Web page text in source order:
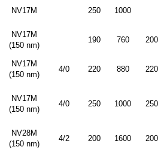
NV17M 250 1000
NV17M
(150nm)
190 760 200
NV17M
(150nm)
4/0 220 880 220
NV17M
(150nm)
4/0 250 1000 250
NV28M
(150nm)
4/2 200 1600 200